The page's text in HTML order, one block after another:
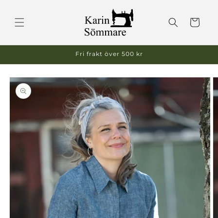
innehåll
Varukorg
Fri frakt över 500 kr
vidare till